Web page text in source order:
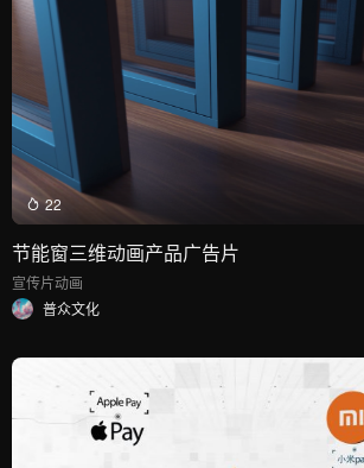
22
节能窗三维动画产品广告片
宣传片动画
普众文化